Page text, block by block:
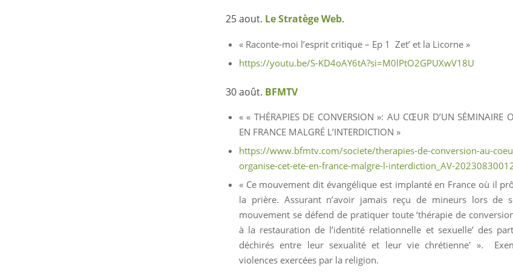
25 aout. Le Stratège Web.
« Raconte-moi l’esprit critique – Ep 1 Zet’ et la Licorne »
https://youtu.be/S-KD4oAY6tA?si=M0lPtO2GPUXwV18U
30 août. BFMTV
« « THÉRAPIES DE CONVERSION »: AU CŒUR D’UN SÉMINAIRE
EN FRANCE MALGRÉ L’INTERDICTION »
https://www.bfmtv.com/societe/therapies-de-conversion-au-
organise-cet-ete-en-france-malgre-l-interdiction_AV-
« Ce mouvement dit évangélique est implanté en France où il
la prière. Assurant n’avoir jamais reçu de mineurs lors de
mouvement se défend de pratiquer toute ‘thérapie de
à la restauration de l’identité relationnelle et sexuelle’ des
déchirés entre leur sexualité et leur vie chrétienne' ».
violences exercées par la religion.